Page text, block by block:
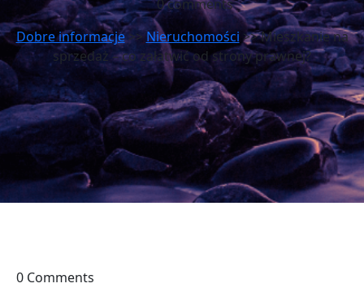
0 comments
Dobre informacje>>Nieruchomości >> Mieszkanie na
sprzedaż – co załatwić od strony prawnej?
0 Comments